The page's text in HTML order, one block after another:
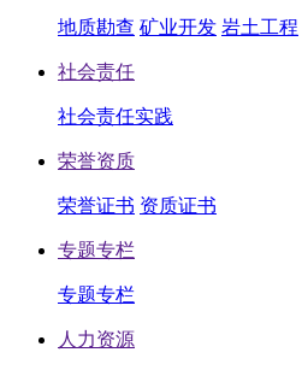
地质勘查 矿业开发 岩土工程
社会责任
社会责任实践
荣誉资质
荣誉证书 资质证书
专题专栏
专题专栏
人力资源